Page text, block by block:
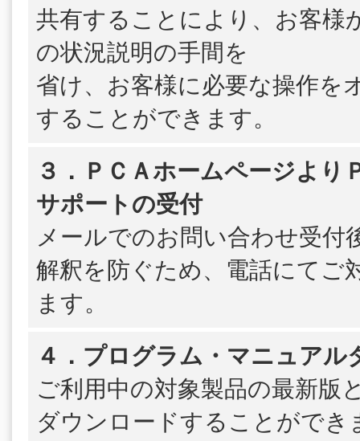
共有することにより、お客様
の状況説明の手間を
省け、お客様に必要な操作を
することができます。
３．ＰＣＡホームページより
サポートの受付
メールでのお問い合わせ受付
解釈を防ぐため、電話にてご
ます。
４．プログラム・マニュアル
ご利用中の対象製品の最新版
ダウンロードすることができ